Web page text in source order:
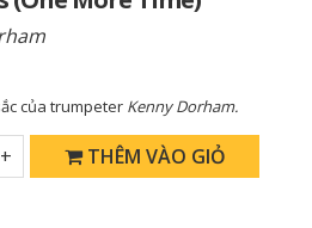
của trumpeter Kenny Dorham.
+ THÊM VÀO GIỎ